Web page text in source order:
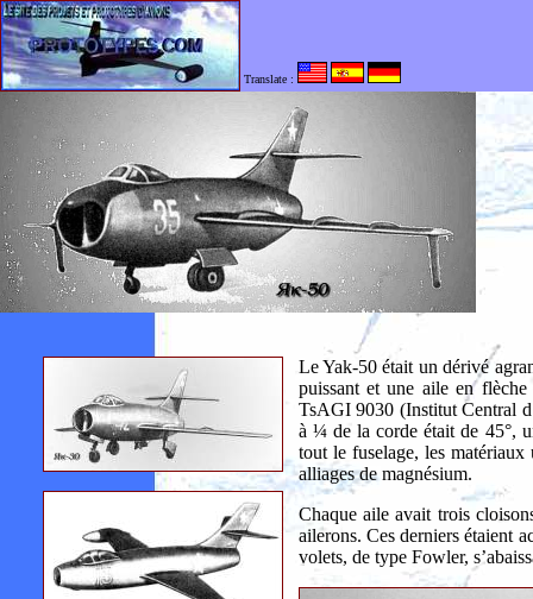
Translate :
Le Yak-50 était un dérivé
puissant et une aile en
TsAGI 9030 (Institut Central
à ¼ de la corde était de 45°,
tout le fuselage, les matériaux
alliages de magnésium.
Chaque aile avait trois
ailerons. Ces derniers étaient
volets, de type Fowler,